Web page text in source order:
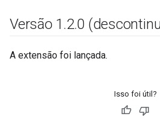
Versão 1.2.0
A extensão foi lançada.
Isso foi útil?